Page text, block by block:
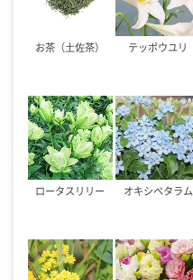
お茶（土佐茶） テッポウユリ
ロータスリリー オキシペタラム